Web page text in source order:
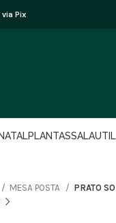
Pix
NATALPLANTASSALA
MESA POSTA PRATO